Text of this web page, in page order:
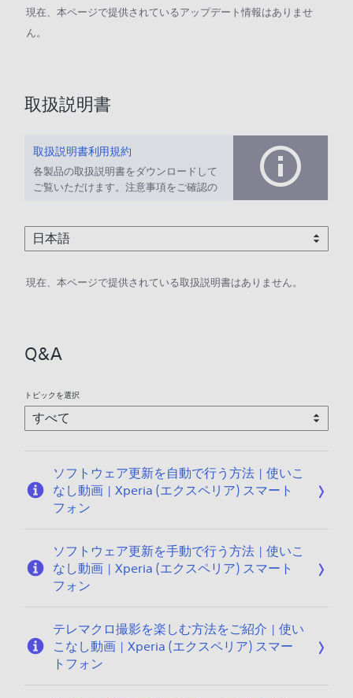
現在、本ページで提供されているアップデート情報はありませ
ん。
取扱説明書
取扱説明書利用規約
各製品の取扱説明書をダウンロードして
ご覧いただけます。注意事項をご確認の
現在、本ページで提供されている取扱説明書はありません。
Q&A
トピックを選択
ソフトウェア更新を自動で行う方法 | 使いこ
なし動画 | Xperia (エクスペリア) スマート
フォン
ソフトウェア更新を手動で行う方法 | 使いこ
なし動画 | Xperia (エクスペリア) スマート
フォン
テレマクロ撮影を楽しむ方法をご紹介 | 使い
こなし動画 | Xperia (エクスペリア) スマー
トフォン